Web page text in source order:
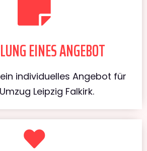
EINES ANGEBOT
individuelles Angebot für
Leipzig Falkirk.